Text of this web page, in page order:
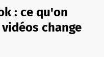
: ce qu'on
change